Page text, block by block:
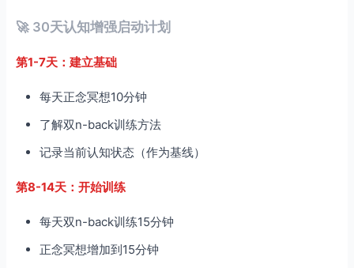
🚀 30天认知增强启动计划
第1-7天：建立基础
每天正念冥想10分钟
了解双n-back训练方法
记录当前认知状态（作为基线）
第8-14天：开始训练
每天双n-back训练15分钟
正念冥想增加到15分钟